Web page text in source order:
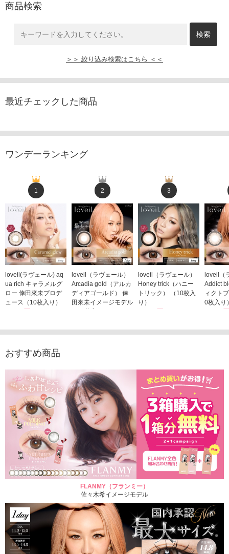
商品検索
＞＞ 絞り込み検索はこちら ＜＜
最近チェックした商品
ワンデーランキング
1
loveil(ラヴェール) aq
ua rich キャラメルグ
ロー 倖田來未プロデ
ュース（10枚入り）
2
loveil（ラヴェール）
Arcadia gold（アルカ
ディアゴールド） 倖
田來未イメージモデル
（10枚入り）
3
loveil（ラヴェール）
Honey trick（ハニー
トリック） （10枚入
り）
loveil（
Addict
ィクト
0枚入り
おすすめ商品
FLANMY（フランミー）
佐々木希イメージモデル